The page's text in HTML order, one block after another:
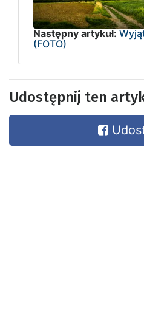
Następny artykuł:
(FOTO)
Udostępnij ten